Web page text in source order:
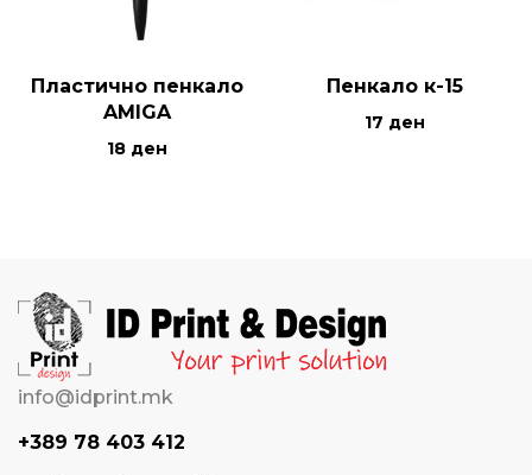
Пластично пенкало
AMIGA
18 ден
Пенкало к-15
17 ден
info@idprint.mk
+389 78 403 412